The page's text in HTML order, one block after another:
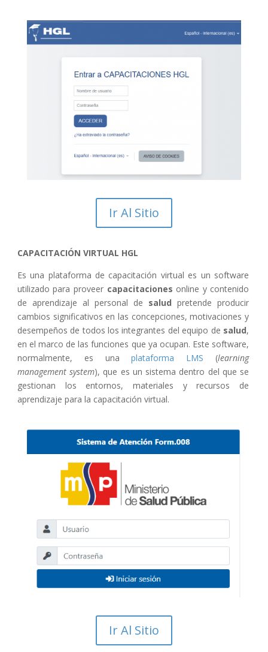
Ir Al Sitio
CAPACITACIÓN VIRTUAL HGL
Es una plataforma de capacitación virtual es un software
utilizado para proveer capacitaciones online y contenido
de aprendizaje al personal de salud pretende producir
cambios significativos en las concepciones, motivaciones y
desempeños de todos los integrantes del equipo de salud,
en el marco de las funciones que ya ocupan. Este software,
normalmente, es unaplataforma LMS (learning
management system), que es un sistema dentro del que se
gestionan los entornos, materiales y recursos de
aprendizaje para la capacitación virtual.
Ir Al Sitio